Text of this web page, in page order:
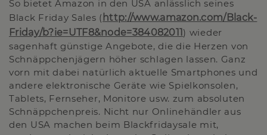
So bietet Amazon in den USA anlässlich seines
Black Friday Sales ( http://www.amazon.com/Black-
Friday/b?ie=UTF8&node=384082011) wieder
sagenhaft günstige Angebote, die die Herzen von
Schnäppchenjägern höher schlagen lassen. Ganz
vorn mit dabei natürlich aktuelle Smartphones und
andere elektronische Geräte wie Spielkonsolen,
Tablets, Fernseher, Monitore usw. zum absoluten
Schnäppchenpreis. Nicht nur Onlinehändler aus
den USA machen beim Blackfridaysale mit,